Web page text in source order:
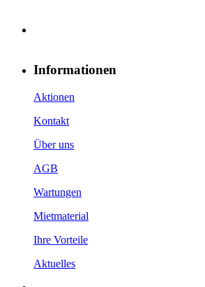
Informationen
Aktionen
Kontakt
Über uns
AGB
Wartungen
Mietmaterial
Ihre Vorteile
Aktuelles